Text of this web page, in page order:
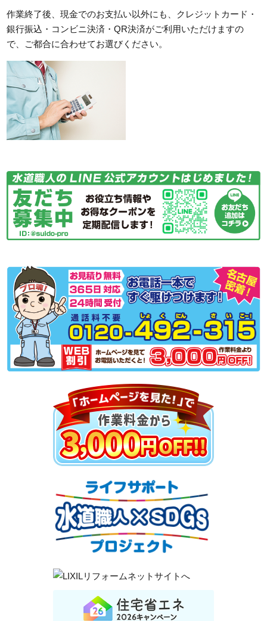
作業終了後、現金でのお支払い以外にも、クレジットカード・
銀行振込・コンビニ決済・QR決済がご利用いただけますの
で、ご都合に合わせてお選びください。